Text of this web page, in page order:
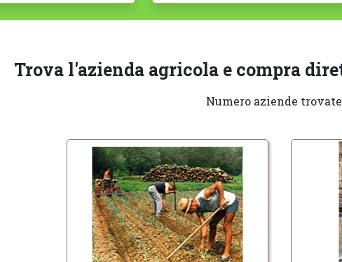
Trova l'azienda agricola e compra
Numero aziende